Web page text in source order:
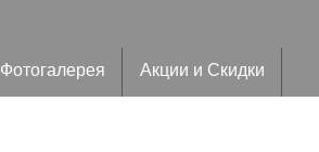
Фотогалерея Акции и Скидки